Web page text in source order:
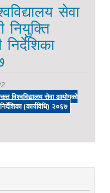
सेवा
नियुक्ति
सेवा आयोगको
(कार्यविधि) २०६७